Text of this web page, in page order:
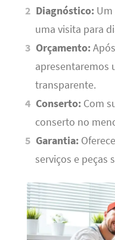
Diagnóstico:
uma visita para
Orçamento:
apresentaremos
transparente.
Conserto: Com
conserto no
Garantia:
serviços e peças